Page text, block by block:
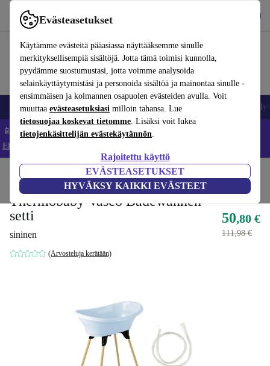
Evästeasetukset
Käytämme evästeitä pääasiassa näyttääksemme sinulle
merkityksellisempiä sisältöjä. Jotta tämä toimisi kunnolla,
pyydämme suostumustasi, jotta voimme analysoida
selainkäyttäytymistäsi ja personoida sisältöä ja mainontaa sinulle -
ensimmäisen ja kolmannen osapuolen evästeiden avulla. Voit
muuttaa evästeasetuksiasi milloin tahansa. Lue
tietosuojaa koskevat tietomme. Lisäksi voit lukea
tietojenkäsittelijän evästekäytännön.
Rajoitettu käyttö
EVÄSTEASETUKSET
HYVÄKSY KAIKKI EVÄSTEET
Käytä refurbed-palvelua nopeasti ja helposti
Matkapuhelimet ja älypuhelimet Kannettavat tietokoneet
📱 Säästä 5 % LISÄÄ iPhoneista – Koodi: IPHONEDEAL –
Ehdot ja säännöt
Potat ja pesut
Thermobaby Vasco Badewannen-
setti
sininen
(Arvosteluja kerätään)
50,80 €
111,98 €